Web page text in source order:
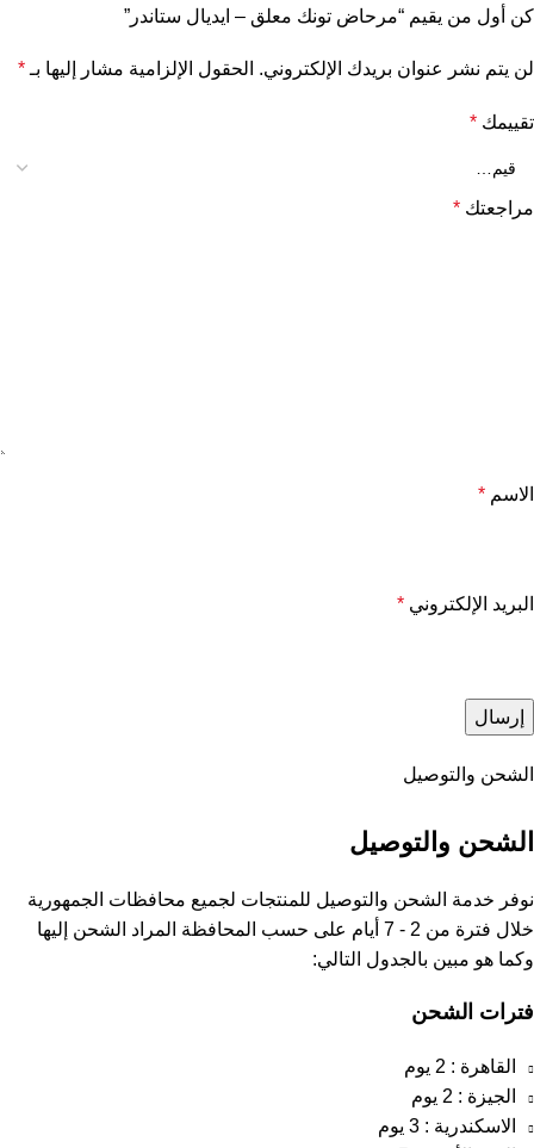
كن أول من يقيم “مرحاض تونك معلق – ايديال ستاندر”
لن يتم نشر عنوان بريدك الإلكتروني. الحقول الإلزامية مشار إليها بـ *
تقييمك *
مراجعتك *
الاسم *
البريد الإلكتروني *
الشحن والتوصيل
الشحن والتوصيل
نوفر خدمة الشحن والتوصيل للمنتجات لجميع محافظات الجمهورية
خلال فترة من 2 - 7 أيام على حسب المحافظة المراد الشحن إليها
وكما هو مبين بالجدول التالي:
فترات الشحن
القاهرة : 2 يوم
الجيزة : 2 يوم
الاسكندرية : 3 يوم